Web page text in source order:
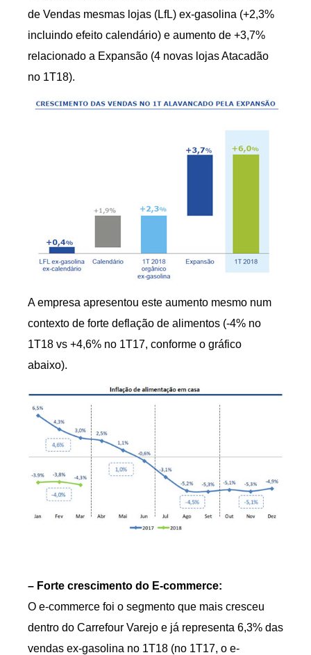
de Vendas mesmas lojas (LfL) ex-gasolina (+2,3%
incluindo efeito calendário) e aumento de +3,7%
relacionado a Expansão (4 novas lojas Atacadão
no 1T18).
A empresa apresentou este aumento mesmo num
contexto de forte deflação de alimentos (-4% no
1T18 vs +4,6% no 1T17, conforme o gráfico
abaixo).
– Forte crescimento do E-commerce:
O e-commerce foi o segmento que mais cresceu
dentro do Carrefour Varejo e já representa 6,3% das
vendas ex-gasolina no 1T18 (no 1T17, o e-